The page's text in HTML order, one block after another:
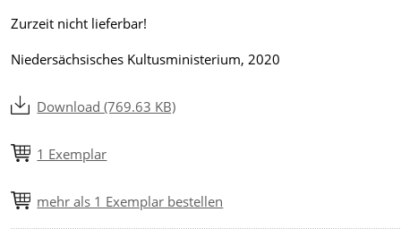
Zurzeit nicht lieferbar!
Niedersächsisches Kultusministerium, 2020
Download (769.63 KB)
1 Exemplar
mehr als 1 Exemplar bestellen